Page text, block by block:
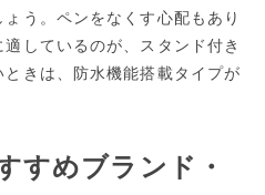
う。ペンをなくす心配もあり
しているのが、スタンド付き
きは、防水機能搭載タイプが
すめブランド・